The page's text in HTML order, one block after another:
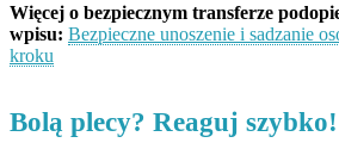
Więcej o bezpiecznym transferze
wpisu: Bezpieczne unoszenie i sadzanie
kroku
Bolą plecy? Reaguj szybko!